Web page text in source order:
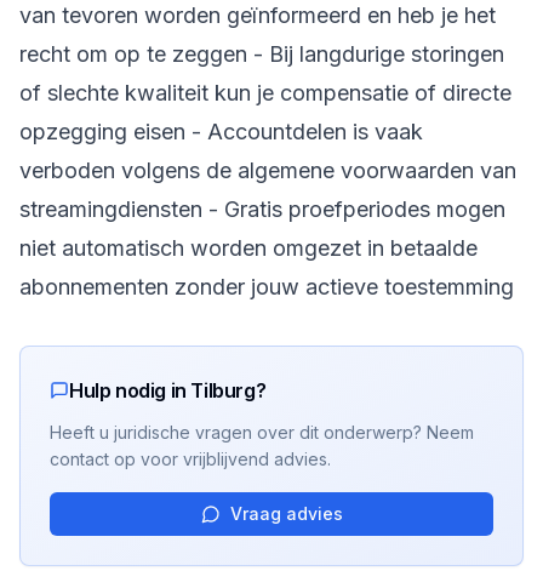
van tevoren worden geïnformeerd en heb je het
recht om op te zeggen - Bij langdurige storingen
of slechte kwaliteit kun je compensatie of directe
opzegging eisen - Accountdelen is vaak
verboden volgens de algemene voorwaarden van
streamingdiensten - Gratis proefperiodes mogen
niet automatisch worden omgezet in betaalde
abonnementen zonder jouw actieve toestemming
Hulp nodig in Tilburg?
Heeft u juridische vragen over dit onderwerp? Neem
contact op voor vrijblijvend advies.
Vraag advies